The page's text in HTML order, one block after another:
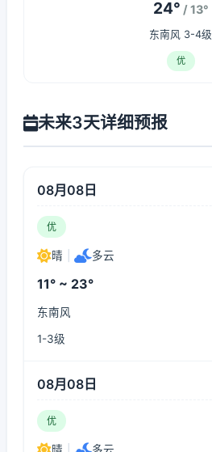
24° / 13°
东南风 3-4级
优
未来3天详细预报
08月08日
优
晴 多云
11° ~ 23°
东南风
1-3级
08月08日
优